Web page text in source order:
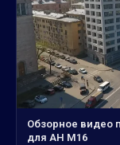
Обзорное видео
для АН М16